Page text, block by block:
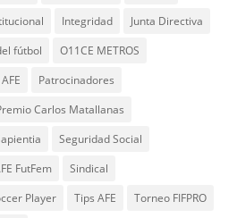
Integridad
Junta Directiva
fútbol
O11CE METROS
Patrocinadores
Carlos Matallanas
Seguridad Social
FutFem
Sindical
Player Tips AFE
Torneo FIFPRO